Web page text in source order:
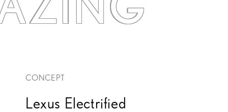
CONCEPT
Lexus Electrified